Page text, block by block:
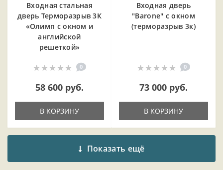
Входная cтальная
дверь Терморазрыв 3К
«Олимп с окном и
английской
решеткой»
0
58 600 руб.
В КОРЗИНУ
Входная дверь
"Barone" с окном
(терморазрыв 3к)
0
73 000 руб.
В КОРЗИНУ
Показать ещё